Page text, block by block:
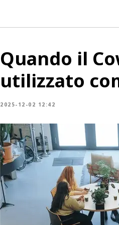
Quando il
utilizzato
2025-12-02 12:42